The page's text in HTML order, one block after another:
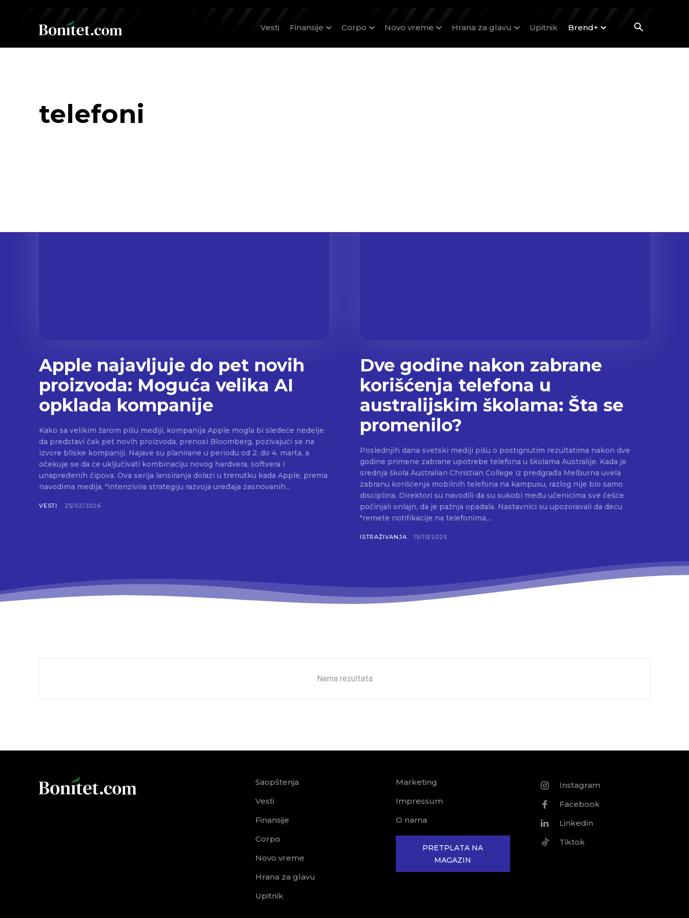
Vesti Finansije Corpo Novo vreme Hrana za glavu Upitnik Brend+
telefoni
Apple najavljuje do pet novih
proizvoda: Moguća velika AI
opklada kompanije
Kako sa velikim žarom pišu mediji, kompanija Apple mogla bi sledeće nedelje
da predstavi čak pet novih proizvoda, prenosi Bloomberg, pozivajući se na
izvore bliske kompaniji. Najave su planirane u periodu od 2. do 4. marta, a
očekuje se da će uključivati kombinaciju novog hardvera, softvera i
unapređenih čipova. Ova serija lansiranja dolazi u trenutku kada Apple, prema
navodima medija, "intenzivira strategiju razvoja uređaja zasnovanih...
VESTI 25/02/2026
Dve godine nakon zabrane
korišćenja telefona u
australijskim školama: Šta se
promenilo?
Poslednjih dana svetski mediji pišu o postignutim rezultatima nakon dve
godine primene zabrane upotrebe telefona u školama Australije. Kada je
srednja škola Australian Christian College iz predgrađa Melburna uvela
zabranu korišćenja mobilnih telefona na kampusu, razlog nije bio samo
disciplina. Direktori su navodili da su sukobi među učenicima sve češće
počinjali onlajn, da je pažnja opadala. Nastavnici su upozoravali da decu
"remete notifikacije na telefonima,...
ISTRAŽIVANJA 15/10/2025
Nema rezultata
Saopštenja
Vesti
Finansije
Corpo
Novo vreme
Hrana za glavu
Upitnik
Marketing
Impressum
O nama
PRETPLATA NA
MAGAZIN
Instagram
Facebook
Linkedin
Tiktok